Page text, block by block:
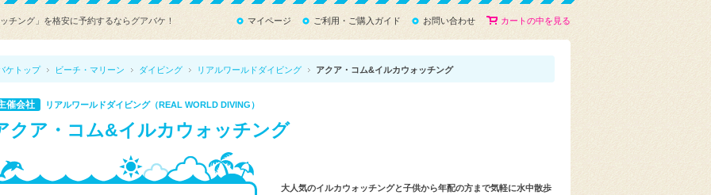
チング」を格安に予約するならグアバケ！ マイページ ご利用・ご購入ガイド お問い合わせ カートの中を見る
ケトップ ビーチ・マリーン ダイビング リアルワールドダイビング アクア・コム&イルカウォッチング
催会社 リアルワールドダイビング（REAL WORLD DIVING）
クア・コム&イルカウォッチング
大人気のイルカウォッチングと子供から年配の方まで気軽に水中散歩